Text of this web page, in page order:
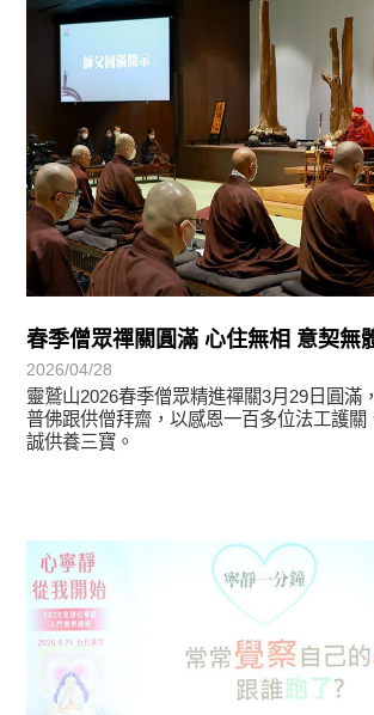
春季僧眾禪關圓滿 心住無相 意契無
2026/04/28
靈鷲山2026春季僧眾精進禪關3月29日圓滿
普佛跟供僧拜齋，以感恩一百多位法工護關
誠供養三寶。